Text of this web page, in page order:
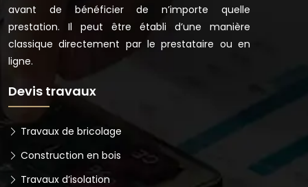
avant de bénéficier de n’importe quelle
prestation. Il peut être établi d’une manière
classique directement par le prestataire ou en
ligne.
Devis travaux
Travaux de bricolage
Construction en bois
Travaux d’isolation